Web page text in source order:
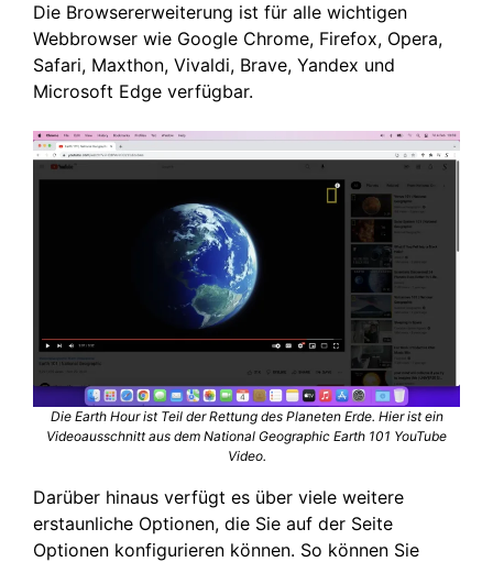
Die Browsererweiterung ist für alle wichtigen
Webbrowser wie Google Chrome, Firefox, Opera,
Safari, Maxthon, Vivaldi, Brave, Yandex und
Microsoft Edge verfügbar.
Die Earth Hour ist Teil der Rettung des Planeten Erde. Hier ist ein
Videoausschnitt aus dem National Geographic Earth 101 YouTube
Video.
Darüber hinaus verfügt es über viele weitere
erstaunliche Optionen, die Sie auf der Seite
Optionen konfigurieren können. So können Sie